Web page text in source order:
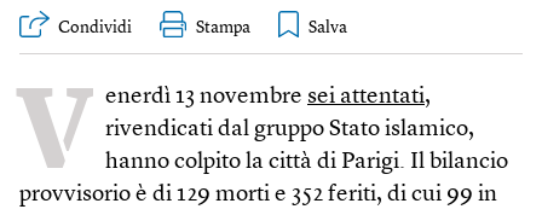
Condividi Stampa
V enerdì 13 novembre sei attentati,
rivendicati dal gruppo Stato islamico,
hanno colpito la città di Parigi. Il bilancio
provvisorio è di 129 morti e 352 feriti, di cui 99 in